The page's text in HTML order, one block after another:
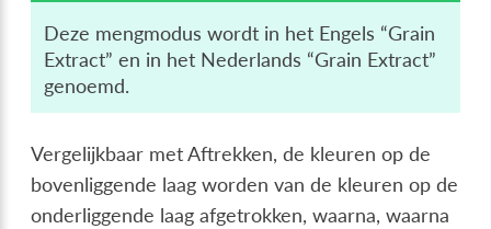
Deze mengmodus wordt in het Engels “Grain
Extract” en in het Nederlands “Grain Extract”
genoemd.
Vergelijkbaar met Aftrekken, de kleuren op de
bovenliggende laag worden van de kleuren op de
onderliggende laag afgetrokken, waarna, waarna